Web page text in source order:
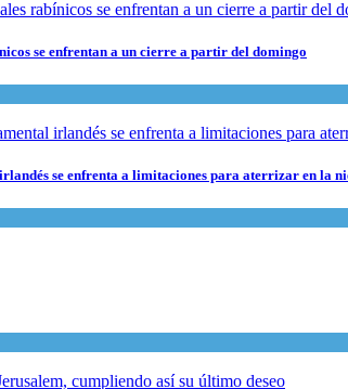
se enfrentan a un cierre a partir del domingo
se enfrenta a limitaciones para aterrizar en la